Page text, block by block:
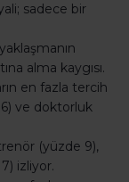
sadece bir
alma kaygısı.
en fazla tercih
ve doktorluk
(yüzde 9),
izliyor.